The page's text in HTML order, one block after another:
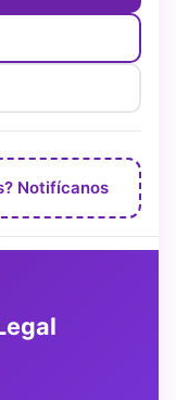
Notifícanos